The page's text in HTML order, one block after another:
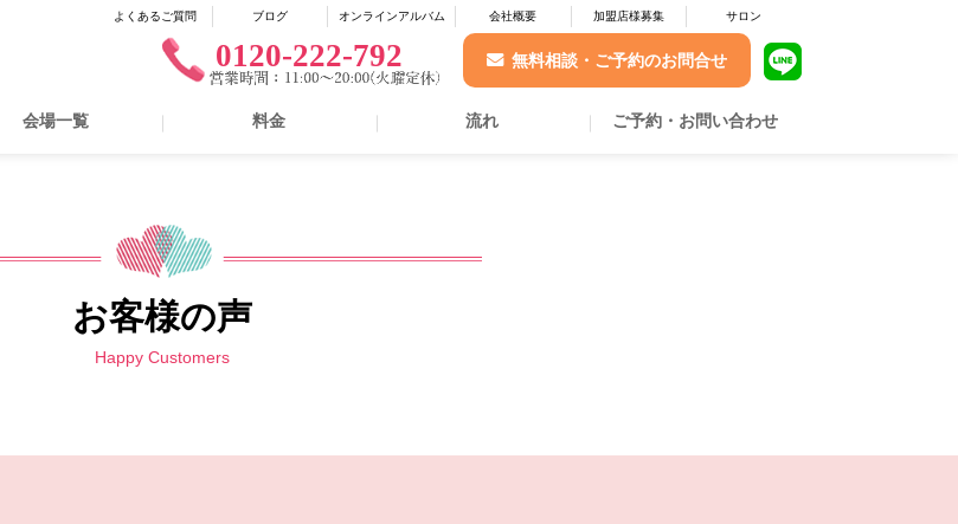
よくあるご質問 ブログ オンラインアルバム 会社概要 加盟店様募集 サロン
0120-222-792 無料相談・ご予約のお問合せ
会場一覧 料金 流れ ご予約・お問い合わせ
お客様の声
Happy Customers